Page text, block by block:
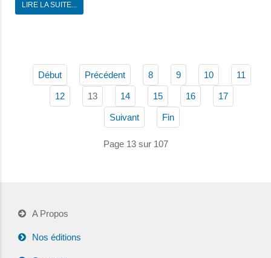
LIRE LA SUITE...
Début Précédent 8 9 10 11
12 13 14 15 16 17
Suivant Fin
Page 13 sur 107
A Propos
Nos éditions